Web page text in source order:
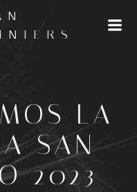
LA
SAN
2023